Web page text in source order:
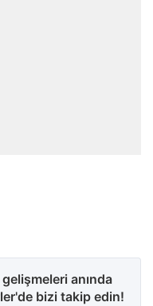
anında
bizi takip edin!